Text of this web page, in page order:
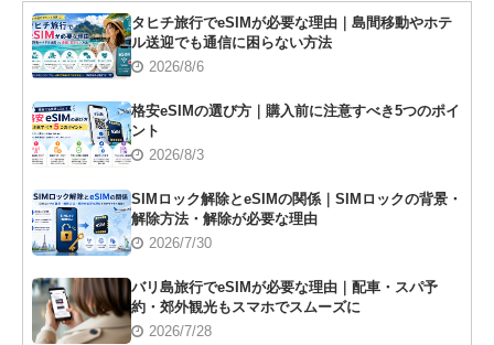
タヒチ旅行でeSIMが必要な理由｜島間移動やホテ
ル送迎でも通信に困らない方法
2026/8/6
格安eSIMの選び方｜購入前に注意すべき5つのポイ
ント
2026/8/3
SIMロック解除とeSIMの関係｜SIMロックの背景・
解除方法・解除が必要な理由
2026/7/30
バリ島旅行でeSIMが必要な理由｜配車・スパ予
約・郊外観光もスマホでスムーズに
2026/7/28